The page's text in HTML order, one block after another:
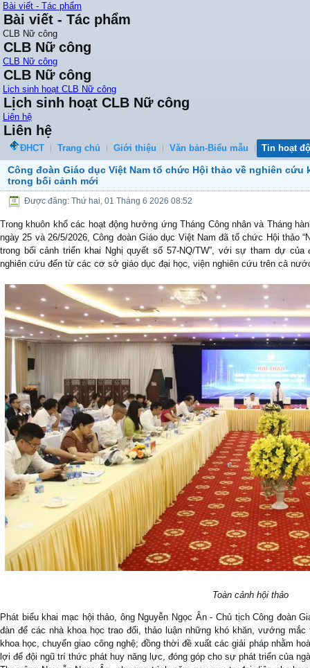
Bài viết - Tác phẩm
Bài viết - Tác phẩm
CLB Nữ công
CLB Nữ công
CLB Nữ công
CLB Nữ công
Lịch sinh hoạt CLB Nữ công
Lịch sinh hoạt CLB Nữ công
Liên hệ
Liên hệ
ĐHCT Trang chủ Giới thiệu Văn bản-Biểu mẫu Tin hoạt
Công đoàn Giáo dục Việt Nam tổ chức Hội thảo về nghiên
trong bối cảnh mới
Được đăng: Thứ hai, 01 Tháng 6 2026 08:52
Trong khuôn khổ các hoạt động hưởng ứng Tháng Công nhân và Tháng
ngày 25 và 26/5/2026, Công đoàn Giáo dục Việt Nam đã tổ chức Hội thảo
trong bối cảnh triển khai Nghị quyết số 57-NQ/TW”, với sự tham dự
nghiên cứu đến từ các cơ sở giáo dục đại học, viện nghiên cứu trên cả
Toàn cảnh hội thảo
Phát biểu khai mạc hội thảo, ông Nguyễn Ngọc Ân - Chủ tịch Công đoàn
đàn để các nhà khoa học trao đổi, thảo luận những khó khăn, vướng
khoa học, chuyển giao công nghệ; đồng thời đề xuất các giải pháp nhằm
lợi để đội ngũ trí thức phát huy năng lực, đóng góp cho sự phát triển của